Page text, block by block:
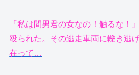
『私は間男君の女なの！触るな！
殴られた。その逃走車両に轢き逃
在って…